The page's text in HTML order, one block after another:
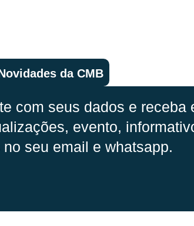
da CMB
com seus dados e receba
evento,
seu email e whatsapp.